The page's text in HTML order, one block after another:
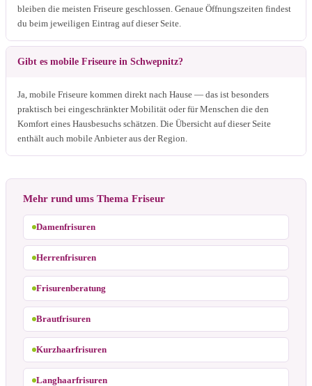
bleiben die meisten Friseure geschlossen. Genaue Öffnungszeiten findest
du beim jeweiligen Eintrag auf dieser Seite.
Gibt es mobile Friseure in Schwepnitz?
Ja, mobile Friseure kommen direkt nach Hause — das ist besonders
praktisch bei eingeschränkter Mobilität oder für Menschen die den
Komfort eines Hausbesuchs schätzen. Die Übersicht auf dieser Seite
enthält auch mobile Anbieter aus der Region.
Mehr rund ums Thema Friseur
Damenfrisuren
Herrenfrisuren
Frisurenberatung
Brautfrisuren
Kurzhaarfrisuren
Langhaarfrisuren